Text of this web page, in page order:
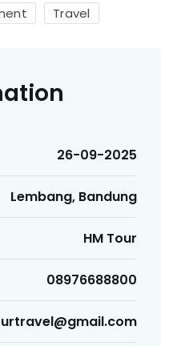
Travel
26-09-2025
Lembang, Bandung
HM Tour
08976688800